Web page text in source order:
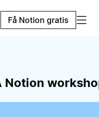
Få Notion gratis
Notion